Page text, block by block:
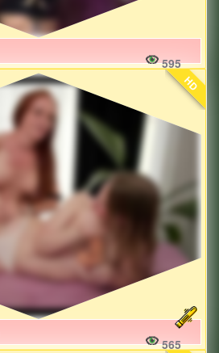
595
HD
565